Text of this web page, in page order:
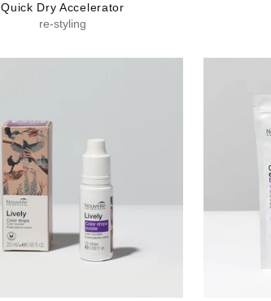
Quick Dry Accelerator
re-styling